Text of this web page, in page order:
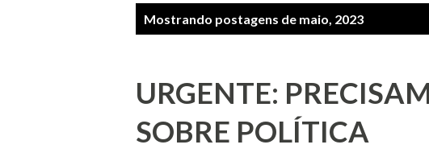
Mostrando postagens de maio, 2023
URGENTE:
SOBRE POLÍTICA